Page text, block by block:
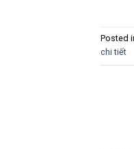
Posted
chi tiết